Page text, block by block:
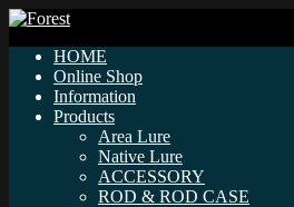
HOME
Online Shop
Information
Products
Area Lure
Native Lure
ACCESSORY
ROD & ROD CASE